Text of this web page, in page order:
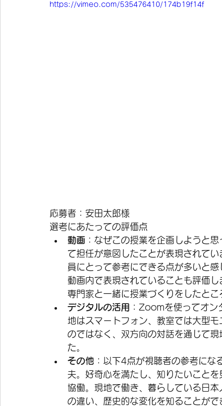
https://vimeo.com/535476410/174b19f14f
応募者：安田太郎様
選考にあたっての評価点
動画 ：なぜこの授業を企画しようと
て担任が意図したことが表現されて
員にとって参考にできる点が多いと
動画内で表現されていることも評価
専門家と一緒に授業づくりをしたと
デジタルの活用 ：Zoomを使ってオ
地はスマートフォン、教室では大型
のではなく、双方向の対話を通じて
た。
その他 ：以下4点が視聴者の参考に
夫。好奇心を満たし、知りたいこと
協働。現地で働き、暮らしている日
の違い、歴史的な変化を知ることが